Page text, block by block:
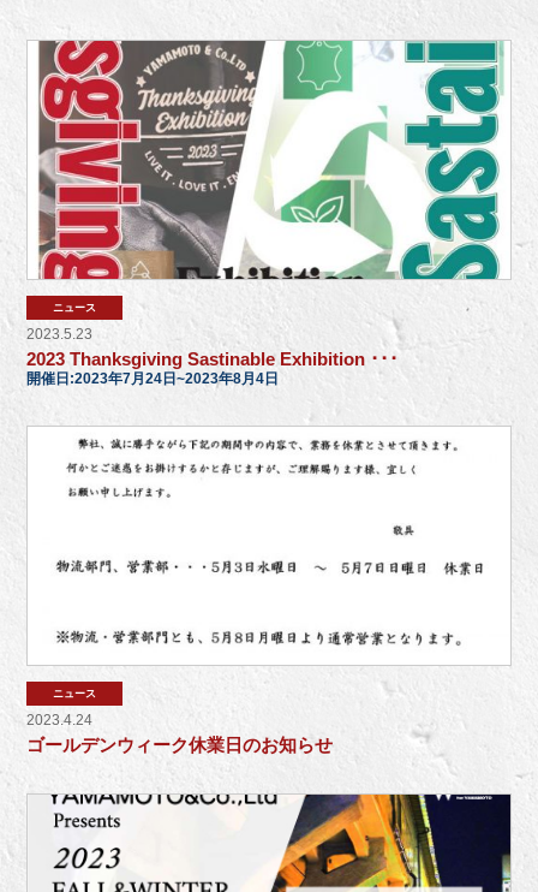
ニュース
2023.5.23
2023 Thanksgiving Sastinable Exhibition ･･･
開催日:2023年7月24日~2023年8月4日
ニュース
2023.4.24
ゴールデンウィーク休業日のお知らせ